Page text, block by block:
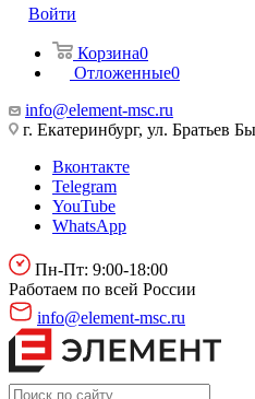
Войти
Корзина0
Отложенные0
info@element-msc.ru
г. Екатеринбург, ул. Братьев
Вконтакте
Telegram
YouTube
WhatsApp
Пн-Пт: 9:00-18:00
Работаем по всей России
info@element-msc.ru